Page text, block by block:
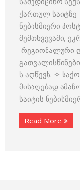
ქართულ საიტზე
ნებისმიერი
შემთხვევაში,
რეგიონალური
ს აღწევს. ✧
მისაღებად
საიტის
Read More